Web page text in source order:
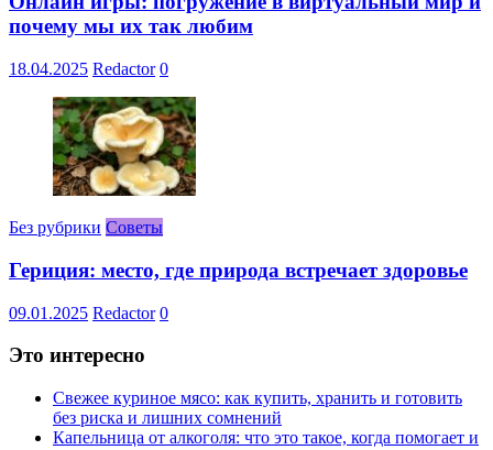
почему мы их так любим
18.04.2025 Redactor 0
Без рубрики Советы
Гериция: место, где природа встречает здоровье
09.01.2025 Redactor 0
Это интересно
Свежее куриное мясо: как купить, хранить и готовить
без риска и лишних сомнений
Капельница от алкоголя: что это такое, когда помогает и